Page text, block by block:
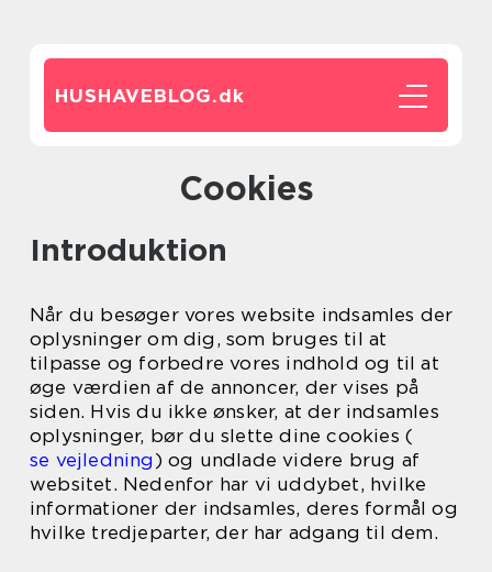
HUSHAVEBLOG.dk
Cookies
Introduktion
Når du besøger vores website indsamles der
oplysninger om dig, som bruges til at
tilpasse og forbedre vores indhold og til at
øge værdien af de annoncer, der vises på
siden. Hvis du ikke ønsker, at der indsamles
oplysninger, bør du slette dine cookies (
se vejledning ) og undlade videre brug af
websitet. Nedenfor har vi uddybet, hvilke
informationer der indsamles, deres formål og
hvilke tredjeparter, der har adgang til dem.